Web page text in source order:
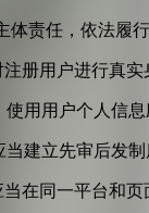
责任，依法履行
注册用户进行真
使用用户个人信
建立先审后发制
在同一平台和